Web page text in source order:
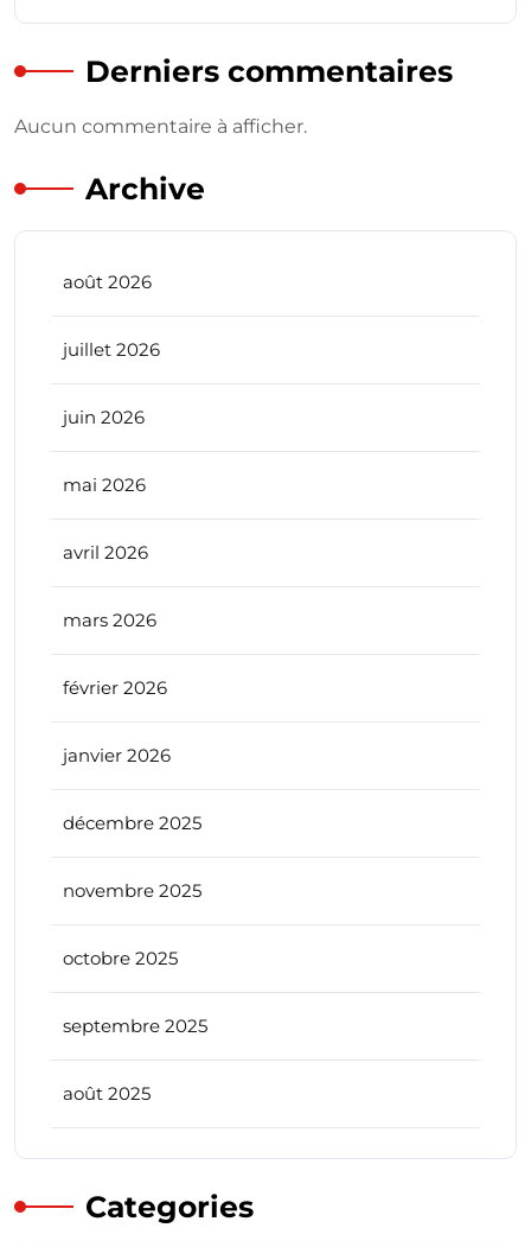
Derniers commentaires
Aucun commentaire à afficher.
Archive
août 2026
juillet 2026
juin 2026
mai 2026
avril 2026
mars 2026
février 2026
janvier 2026
décembre 2025
novembre 2025
octobre 2025
septembre 2025
août 2025
Categories